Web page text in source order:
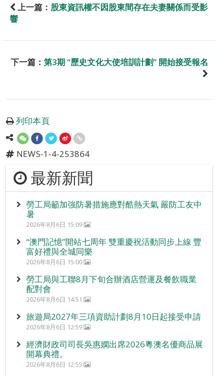
上一篇： 股東資訊權不因股東間存在夫妻關係而受影
響
下一篇： 第3期 “歷史文化大使培訓計劃” 開始接受報名
列印本頁
NEWS-1-4-253864
最新新聞
勞工局籲加強防暑措施應對酷熱天氣 嚴防工友中
暑
2026年8月6日 15:09
“澳門記憶”開站七周年 雙重慶祝活動同步上線 豐
富好禮與全城同樂
2026年8月6日 15:00
勞工局與工聯8月下旬合辦酒店營運及餐飲職業
配對會
2026年8月6日 14:51
旅遊局2027年三項資助計劃8月10日起接受申請
2026年8月6日 12:59
經濟財政司司長吳惠嫻出席2026粵澳名優商品展
開幕典禮。
2026年8月6日 12:55